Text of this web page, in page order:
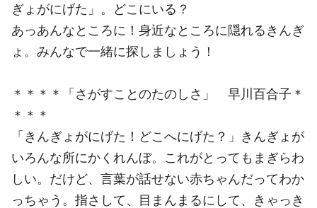
ぎょがにげた」。どこにいる？
あっあんなところに！身近なところに隠れるきんぎ
ょ。みんなで一緒に探しましょう！
＊＊＊＊「さがすことのたのしさ」 早川百合子＊
＊＊＊
「きんぎょがにげた！どこへにげた？」きんぎょが
いろんな所にかくれんぼ。これがとってもまぎらわ
しい。だけど、言葉が話せない赤ちゃんだってわか
っちゃう。指さして、目まんまるにして、きゃっき